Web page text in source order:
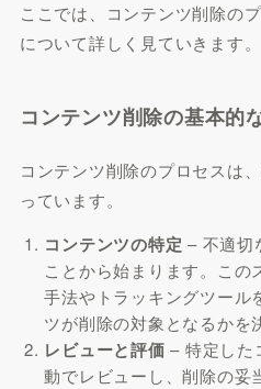
ここでは、コンテンツ削除の
について詳しく見ていきます。
コンテンツ削除の基本的
コンテンツ削除のプロセスは
っています。
コンテンツの特定 – 不適切
ことから始まります。この
手法やトラッキングツール
ツが削除の対象となるかを
レビューと評価 – 特定した
動でレビューし、削除の妥